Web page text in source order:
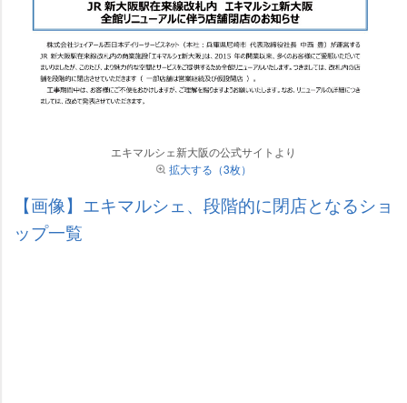
エキマルシェ新大阪の公式サイトより
拡大する（3枚）
【画像】エキマルシェ、段階的に閉店となるショ
ップ一覧